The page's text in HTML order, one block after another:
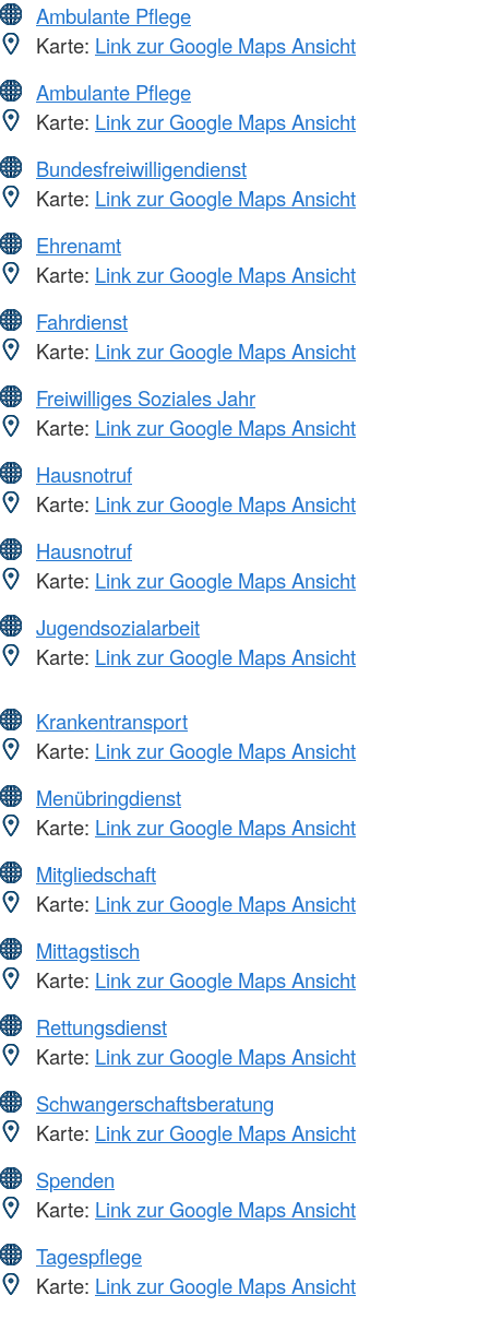
Ambulante Pflege
Karte: Link zur Google Maps Ansicht
Ambulante Pflege
Karte: Link zur Google Maps Ansicht
Bundesfreiwilligendienst
Karte: Link zur Google Maps Ansicht
Ehrenamt
Karte: Link zur Google Maps Ansicht
Fahrdienst
Karte: Link zur Google Maps Ansicht
Freiwilliges Soziales Jahr
Karte: Link zur Google Maps Ansicht
Hausnotruf
Karte: Link zur Google Maps Ansicht
Hausnotruf
Karte: Link zur Google Maps Ansicht
Jugendsozialarbeit
Karte: Link zur Google Maps Ansicht
Krankentransport
Karte: Link zur Google Maps Ansicht
Menübringdienst
Karte: Link zur Google Maps Ansicht
Mitgliedschaft
Karte: Link zur Google Maps Ansicht
Mittagstisch
Karte: Link zur Google Maps Ansicht
Rettungsdienst
Karte: Link zur Google Maps Ansicht
Schwangerschaftsberatung
Karte: Link zur Google Maps Ansicht
Spenden
Karte: Link zur Google Maps Ansicht
Tagespflege
Karte: Link zur Google Maps Ansicht